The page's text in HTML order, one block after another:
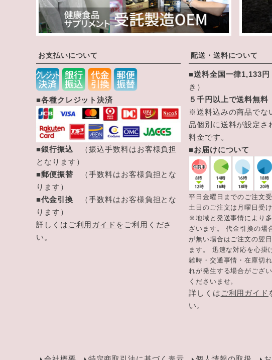
お支払いについて
■各種クレジット決済
■銀行振込 （振込手数料はお客様負担
となります）
■郵便振替 （手数料はお客様負担とな
ります）
■代金引換
（手数料はお客様負担とな
ります）
詳しくは ご利用ガイド をご利用くださ
い。
配送・送料について
■送料全国一律1,133円
き）
５千円以上で送料無料
※送料込みの商品でな
品個別に送料が設定さ
料金です。
■お届けについて
平日金曜日までのご注文
土日のご注文は月曜日受
※地域と発送事情により
ざいます。 代金引換の場
が無い場合はご注文の翌
ます。 迅速な対応を心掛
雑時・交通事情・在庫切
れが発生する場合がござ
くださいませ。
詳しくは ご利用ガイド
い。